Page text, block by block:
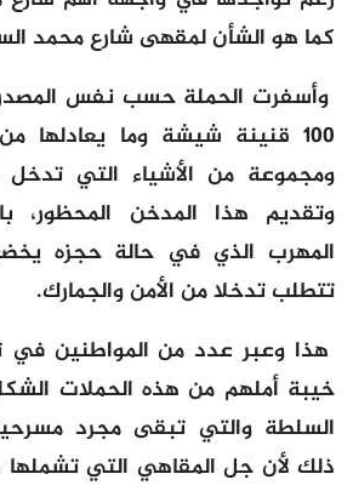
كما هو الشأن لمقهى شارع محمد
وأسفرت الحملة حسب نفس
100 قنينة شيشة وما
ومجموعة من الأشياء التي
وتقديم هذا المدخن المحظور،
المهرب الذي في حالة حجزه
تتطلب تدخلا من الأمن والجمارك.
هذا وعبر عدد من المواطنين في
خيبة أملهم من هذه الحملات
السلطة والتي تبقى مجرد
ذلك لأن جل المقاهي التي تشملها